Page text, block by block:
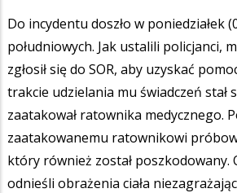
Do incydentu doszło w poniedziałek
południowych. Jak ustalili policjanci,
zgłosił się do SOR, aby uzyskać
trakcie udzielania mu świadczeń stał
zaatakował ratownika medycznego.
zaatakowanemu ratownikowi
który również został poszkodowany.
odnieśli obrażenia ciała